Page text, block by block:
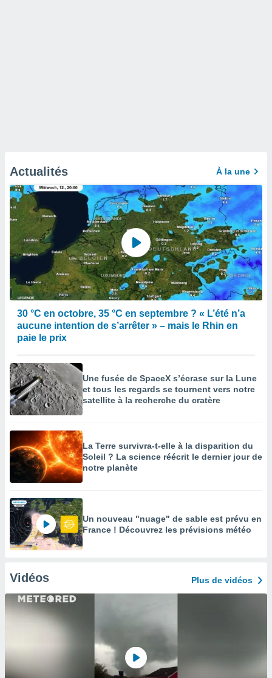
Actualités À la une
30 °C en octobre, 35 °C en septembre ? « L’été n’a
aucune intention de s’arrêter » – mais le Rhin en
paie le prix
Une fusée de SpaceX s’écrase sur la Lune
et tous les regards se tournent vers notre
satellite à la recherche du cratère
La Terre survivra-t-elle à la disparition du
Soleil ? La science réécrit le dernier jour de
notre planète
Un nouveau "nuage" de sable est prévu en
France ! Découvrez les prévisions météo
Vidéos Plus de vidéos